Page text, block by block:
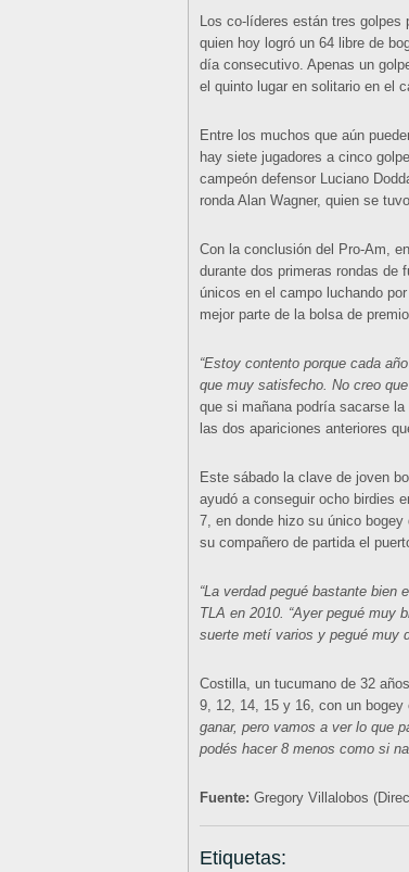
Los co-líderes están tres golpes
quien hoy logró un 64 libre de
día consecutivo. Apenas un
el quinto lugar en solitario en el
Entre los muchos que aún
hay siete jugadores a cinco
campeón defensor Luciano
ronda Alan Wagner, quien se
Con la conclusión del Pro-Am,
durante dos primeras rondas de
únicos en el campo luchando
mejor parte de la bolsa de
“Estoy contento porque cada
que muy satisfecho. No creo
que si mañana podría sacarse
las dos apariciones anteriores
Este sábado la clave de joven
ayudó a conseguir ocho birdies
7, en donde hizo su único bogey
su compañero de partida el
“La verdad pegué bastante bien
TLA en 2010. “Ayer pegué muy
suerte metí varios y pegué muy
Costilla, un tucumano de 32
9, 12, 14, 15 y 16, con un
ganar, pero vamos a ver lo que
podés hacer 8 menos como si
Fuente: Gregory Villalobos
Etiquetas: